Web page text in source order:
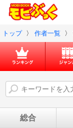
トップ 〉 作者一覧 〉
総合